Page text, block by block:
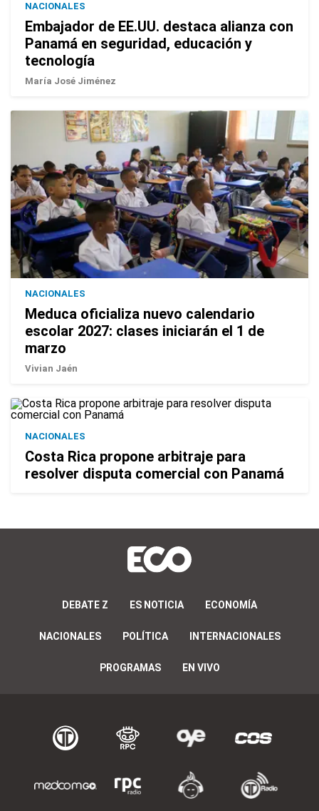
NACIONALES
Embajador de EE.UU. destaca alianza con
Panamá en seguridad, educación y
tecnología
María José Jiménez
NACIONALES
Meduca oficializa nuevo calendario
escolar 2027: clases iniciarán el 1 de
marzo
Vivian Jaén
NACIONALES
Costa Rica propone arbitraje para
resolver disputa comercial con Panamá
DEBATE Z ES NOTICIA ECONOMÍA
NACIONALES POLÍTICA INTERNACIONALES
PROGRAMAS EN VIVO